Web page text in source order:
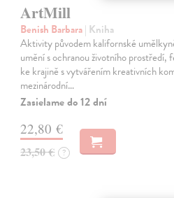
ArtMill
Benish Barbara| Kniha
Aktivity původem kalifornské
umění s ochranou životního
ke krajině s vytvářením kreativních
mezinárodní…
Zasielame do 12 dní
22,80 €
23,50 € ?